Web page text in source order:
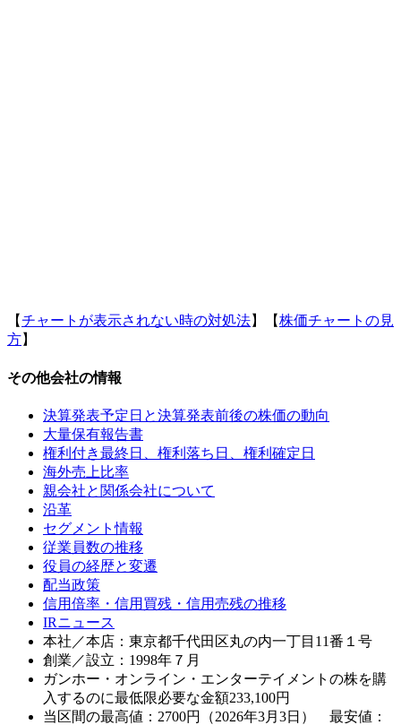
【チャートが表示されない時の対処法】【株価チャートの見
方】
その他会社の情報
決算発表予定日と決算発表前後の株価の動向
大量保有報告書
権利付き最終日、権利落ち日、権利確定日
海外売上比率
親会社と関係会社について
沿革
セグメント情報
従業員数の推移
役員の経歴と変遷
配当政策
信用倍率・信用買残・信用売残の推移
IRニュース
本社／本店：東京都千代田区丸の内一丁目11番１号
創業／設立：1998年７月
ガンホー・オンライン・エンターテイメントの株を購
入するのに最低限必要な金額233,100円
当区間の最高値：2700円（2026年3月3日） 最安値：